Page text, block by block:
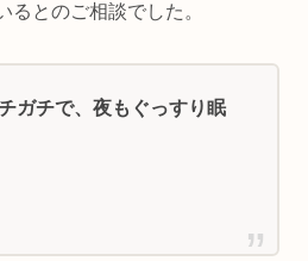
るとのご相談でした。
ガチで、夜もぐっすり眠